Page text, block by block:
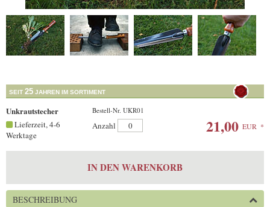
SEIT 25 JAHREN IM SORTIMENT
Unkrautstecher Bestell-Nr. UKR01
Lieferzeit, 4-6
Werktage
Anzahl 21,00 EUR *
IN DEN WARENKORB
BESCHREIBUNG